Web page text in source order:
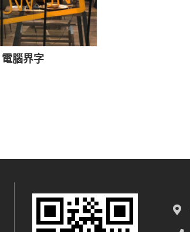
電腦界字